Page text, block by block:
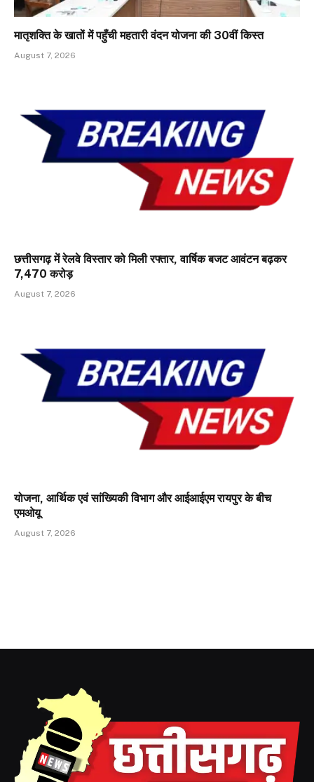
मातृशक्ति के खातों में पहुँची महतारी वंदन योजना की 30वीं किस्त
August 7, 2026
छत्तीसगढ़ में रेलवे विस्तार को मिली रफ्तार, वार्षिक बजट आवंटन बढ़कर
₹7,470 करोड़
August 7, 2026
योजना, आर्थिक एवं सांख्यिकी विभाग और आईआईएम रायपुर के बीच
एमओयू
August 7, 2026